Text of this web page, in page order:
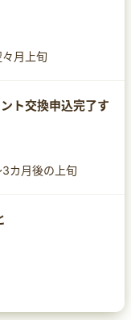
月上旬
ト交換申込完了す
カ月後の上旬